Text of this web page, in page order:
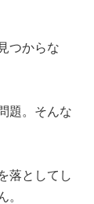
つからな
題。そんな
落としてし
。